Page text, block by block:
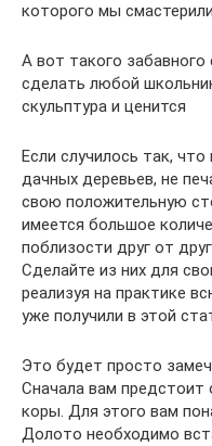
которого мы
А вот такого
сделать любой
скульптура и ценится
Если случилось так,
дачных деревьев, не
свою положительную
имеется большое
поблизости друг от
Сделайте из них для
реализуя на практике
уже получили в этой
Это будет просто
Сначала вам
коры. Для этого вам
Долото необходимо